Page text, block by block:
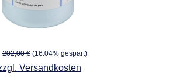
vom Original abweichen.
Regulärer Preis:
202,00 € (16.04% gespart)
Versandkosten